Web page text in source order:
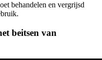
behandelen en vergrijsd
beitsen van